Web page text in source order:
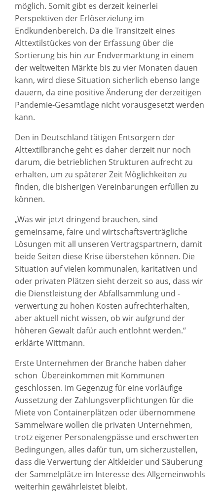
möglich. Somit gibt es derzeit keinerlei
Perspektiven der Erlöserzielung im
Endkundenbereich. Da die Transitzeit eines
Alttextilstückes von der Erfassung über die
Sortierung bis hin zur Endvermarktung in einem
der weltweiten Märkte bis zu vier Monaten dauen
kann, wird diese Situation sicherlich ebenso lange
dauern, da eine positive Änderung der derzeitigen
Pandemie-Gesamtlage nicht vorausgesetzt werden
kann.
Den in Deutschland tätigen Entsorgern der
Alttextilbranche geht es daher derzeit nur noch
darum, die betrieblichen Strukturen aufrecht zu
erhalten, um zu späterer Zeit Möglichkeiten zu
finden, die bisherigen Vereinbarungen erfüllen zu
können.
„Was wir jetzt dringend brauchen, sind
gemeinsame, faire und wirtschaftsverträgliche
Lösungen mit all unseren Vertragspartnern, damit
beide Seiten diese Krise überstehen können. Die
Situation auf vielen kommunalen, karitativen und
oder privaten Plätzen sieht derzeit so aus, dass wir
die Dienstleistung der Abfallsammlung und -
verwertung zu hohen Kosten aufrechterhalten,
aber aktuell nicht wissen, ob wir aufgrund der
höheren Gewalt dafür auch entlohnt werden.“
erklärte Wittmann.
Erste Unternehmen der Branche haben daher
schon Übereinkommen mit Kommunen
geschlossen. Im Gegenzug für eine vorläufige
Aussetzung der Zahlungsverpflichtungen für die
Miete von Containerplätzen oder übernommene
Sammelware wollen die privaten Unternehmen,
trotz eigener Personalengpässe und erschwerten
Bedingungen, alles dafür tun, um sicherzustellen,
dass die Verwertung der Altkleider und Säuberung
der Sammelplätze im Interesse des Allgemeinwohls
weiterhin gewährleistet bleibt.